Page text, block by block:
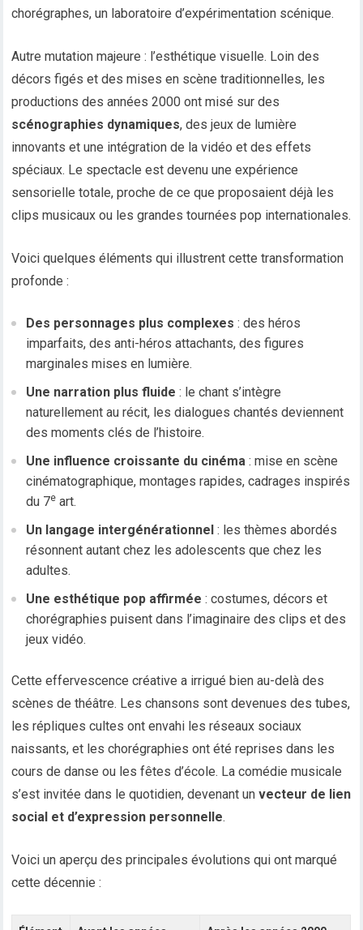
chorégraphes, un laboratoire d’expérimentation scénique.
Autre mutation majeure : l’esthétique visuelle. Loin des
décors figés et des mises en scène traditionnelles, les
productions des années 2000 ont misé sur des
scénographies dynamiques, des jeux de lumière
innovants et une intégration de la vidéo et des effets
spéciaux. Le spectacle est devenu une expérience
sensorielle totale, proche de ce que proposaient déjà les
clips musicaux ou les grandes tournées pop internationales.
Voici quelques éléments qui illustrent cette transformation
profonde :
Des personnages plus complexes : des héros
imparfaits, des anti-héros attachants, des figures
marginales mises en lumière.
Une narration plus fluide : le chant s’intègre
naturellement au récit, les dialogues chantés deviennent
des moments clés de l’histoire.
Une influence croissante du cinéma : mise en scène
cinématographique, montages rapides, cadrages inspirés
du 7e art.
Un langage intergénérationnel : les thèmes abordés
résonnent autant chez les adolescents que chez les
adultes.
Une esthétique pop affirmée : costumes, décors et
chorégraphies puisent dans l’imaginaire des clips et des
jeux vidéo.
Cette effervescence créative a irrigué bien au-delà des
scènes de théâtre. Les chansons sont devenues des tubes,
les répliques cultes ont envahi les réseaux sociaux
naissants, et les chorégraphies ont été reprises dans les
cours de danse ou les fêtes d’école. La comédie musicale
s’est invitée dans le quotidien, devenant unvecteur de lien
social et d’expression personnelle.
Voici un aperçu des principales évolutions qui ont marqué
cette décennie :